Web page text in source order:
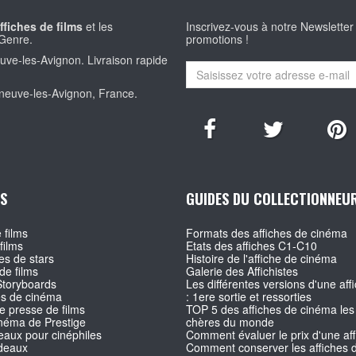
de films et les
les-Avignon. Livraison rapide
les-Avignon, France.
Inscrivez-vous à notre
promotions !
films
de stars
films
de cinéma
presse de films
de Prestige
pour cinéphiles
GUIDES DU
Formats des affiches de cinéma
Etats des affiches C1-C10
Histoire de l'affiche de cinéma
Galerie des Affichistes
Les différentes versions d'une
: 1ere sortie et ressorties
TOP 5 des affiches de cinéma
chères du monde
Comment évaluer le prix d'une
Comment conserver les affiches